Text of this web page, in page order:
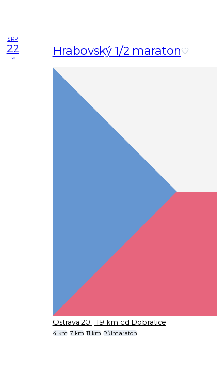
SRP
22
so Hrabovský 1/2 maraton
Ostrava 20 | 19 km od Dobratice
4 km 7 km 11 km Půlmaraton